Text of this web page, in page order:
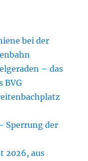
bei der
– das
BVG
Sperrung der
2026, aus